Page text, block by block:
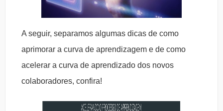
A seguir, separamos algumas dicas de como
aprimorar a curva de aprendizagem e de como
acelerar a curva de aprendizado dos novos
colaboradores, confira!